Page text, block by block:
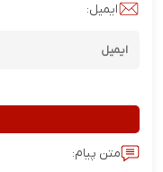
ایمیل:
متن پیام: